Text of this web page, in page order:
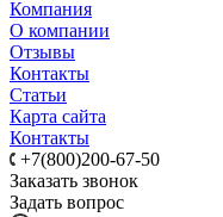
Компания
О компании
Отзывы
Контакты
Статьи
Карта сайта
Контакты
+7(800)200-67-50
Заказать звонок
Задать вопрос